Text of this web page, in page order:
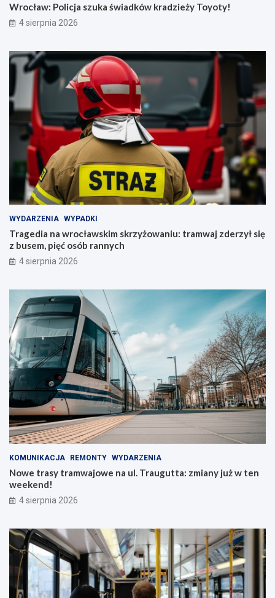
Wrocław: Policja szuka świadków kradzieży Toyoty!
4 sierpnia 2026
WYDARZENIA WYPADKI
Tragedia na wrocławskim skrzyżowaniu: tramwaj zderzył się
z busem, pięć osób rannych
4 sierpnia 2026
KOMUNIKACJA REMONTY WYDARZENIA
Nowe trasy tramwajowe na ul. Traugutta: zmiany już w ten
weekend!
4 sierpnia 2026